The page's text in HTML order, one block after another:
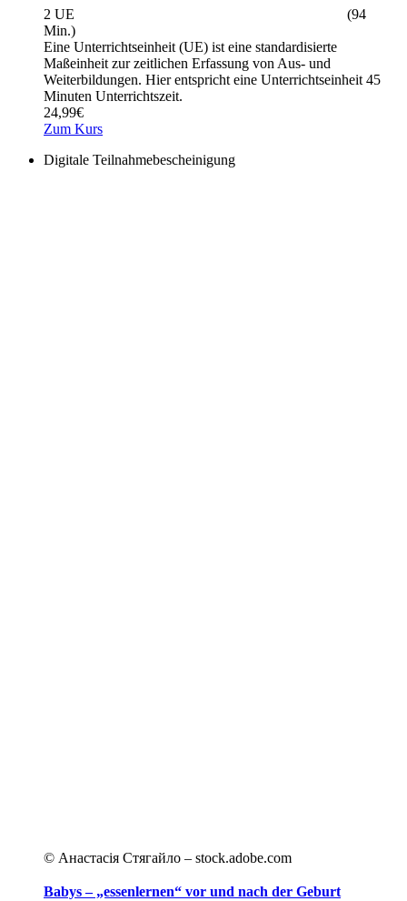
2 UE
(94
Min.)
Eine Unterrichtseinheit (UE) ist eine standardisierte
Maßeinheit zur zeitlichen Erfassung von Aus- und
Weiterbildungen. Hier entspricht eine Unterrichtseinheit 45
Minuten Unterrichtszeit.
24,99€
Zum Kurs
Digitale Teilnahmebescheinigung
© Анастасія Стягайло – stock.adobe.com
Babys – „essenlernen“ vor und nach der Geburt